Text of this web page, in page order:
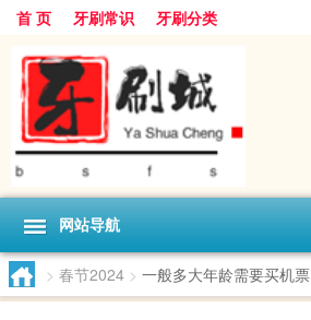
首 页 牙刷常识 牙刷分类
网站导航
> 春节2024 > 一般多大年龄需要买机票